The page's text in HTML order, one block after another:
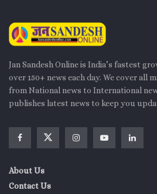
Jan Sandesh Online is India’s fastest
over 150+ news each day. We cover all
from National news to International
publishes latest news to keep you
About Us
Contact Us